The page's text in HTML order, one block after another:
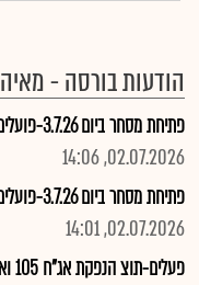
הודעות בורסה - מאיה
פתיחת מסחר ביום 3.7.26-פועלים אגח 106
02.07.2026, 14:06
פתיחת מסחר ביום 3.7.26-פועלים אגח 105
02.07.2026, 14:01
פעלים-תוצ הנפקת אג"ח 105 ואג"ח 106 עפ"י דוח ה.מדף מ-30.6.26